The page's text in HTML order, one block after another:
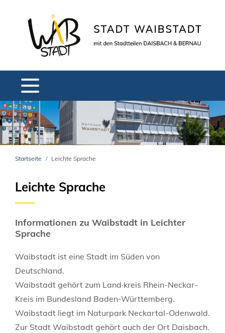
Startseite Leichte Sprache
Leichte Sprache
Informationen zu Waibstadt in Leichter
Sprache
Waibstadt ist eine Stadt im Süden von
Deutschland.
Waibstadt gehört zum Land·kreis Rhein-Neckar-
Kreis im Bundesland Baden-Württemberg.
Waibstadt liegt im Naturpark Neckartal-Odenwald.
Zur Stadt Waibstadt gehört auch der Ort Daisbach.